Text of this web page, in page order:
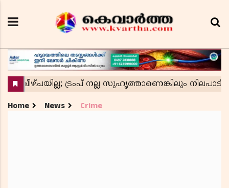
Home News Crime